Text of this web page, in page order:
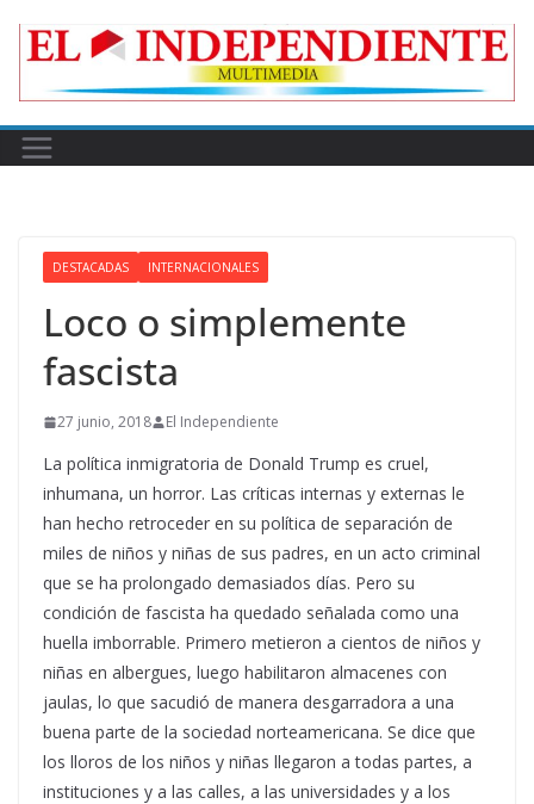
DESTACADAS INTERNACIONALES
Loco o simplemente
fascista
27 junio, 2018 El Independiente
La política inmigratoria de Donald Trump es cruel,
inhumana, un horror. Las críticas internas y externas le
han hecho retroceder en su política de separación de
miles de niños y niñas de sus padres, en un acto criminal
que se ha prolongado demasiados días. Pero su
condición de fascista ha quedado señalada como una
huella imborrable. Primero metieron a cientos de niños y
niñas en albergues, luego habilitaron almacenes con
jaulas, lo que sacudió de manera desgarradora a una
buena parte de la sociedad norteamericana. Se dice que
los lloros de los niños y niñas llegaron a todas partes, a
instituciones y a las calles, a las universidades y a los